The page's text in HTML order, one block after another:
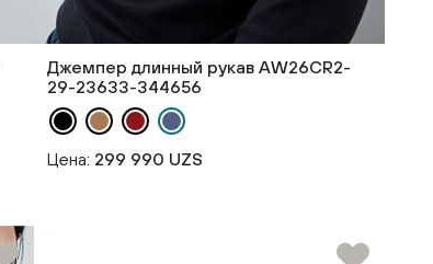
Джемпер длинный рукав AW26CR2-
29-23633-344656
Цена: 299 990 UZS